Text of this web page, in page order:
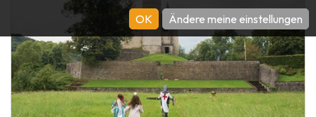
Archäologie
Kunst
Handwerk & Know-how
Schlösser, Zitadellen & Belfriede
Garten, Parks & Naturstätten
Aquarien, Tierparks & Zoos
SICH BEWEGEN
Touristen-& Kreuzfahrt-Schiffe
Draisinen & Touristenzüge
VERANSTALTUNGEN
DIE BESTEN AKTIVITÄTEN FÜR
OK
Ändere meine einstellungen